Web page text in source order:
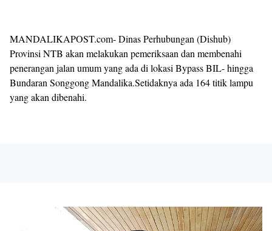
MANDALIKAPOST.com- Dinas Perhubungan (Dishub)
Provinsi NTB akan melakukan pemeriksaan dan membenahi
penerangan jalan umum yang ada di lokasi Bypass BIL- hingga
Bundaran Songgong Mandalika.Setidaknya ada 164 titik lampu
yang akan dibenahi.